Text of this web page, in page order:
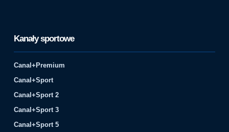
Kanały sportowe
Canal+Premium
Canal+Sport
Canal+Sport 2
Canal+Sport 3
Canal+Sport 5